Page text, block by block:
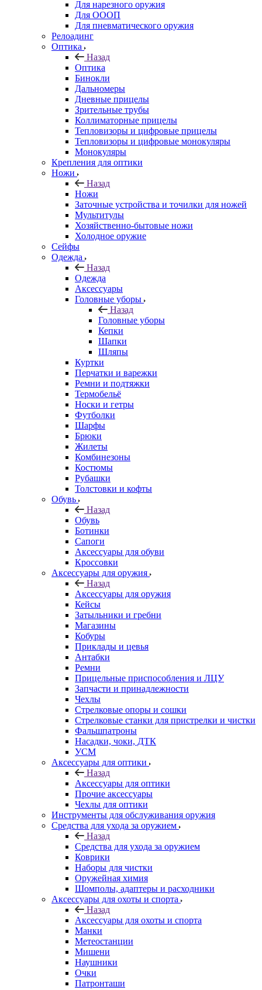
Для нарезного оружия
Для ОООП
Для пневматического оружия
Релоадинг
Оптика
Назад
Оптика
Бинокли
Дальномеры
Дневные прицелы
Зрительные трубы
Коллиматорные прицелы
Тепловизоры и цифровые прицелы
Тепловизоры и цифровые монокуляры
Монокуляры
Крепления для оптики
Ножи
Назад
Ножи
Заточные устройства и точилки для ножей
Мультитулы
Хозяйственно-бытовые ножи
Холодное оружие
Сейфы
Одежда
Назад
Одежда
Аксессуары
Головные уборы
Назад
Головные уборы
Кепки
Шапки
Шляпы
Куртки
Перчатки и варежки
Ремни и подтяжки
Термобельё
Носки и гетры
Футболки
Шарфы
Брюки
Жилеты
Комбинезоны
Костюмы
Рубашки
Толстовки и кофты
Обувь
Назад
Обувь
Ботинки
Сапоги
Аксессуары для обуви
Кроссовки
Аксессуары для оружия
Назад
Аксессуары для оружия
Кейсы
Затыльники и гребни
Магазины
Кобуры
Приклады и цевья
Антабки
Ремни
Прицельные приспособления и ЛЦУ
Запчасти и принадлежности
Чехлы
Стрелковые опоры и сошки
Стрелковые станки для пристрелки и чистки
Фальшпатроны
Насадки, чоки, ДТК
УСМ
Аксессуары для оптики
Назад
Аксессуары для оптики
Прочие аксессуары
Чехлы для оптики
Инструменты для обслуживания оружия
Средства для ухода за оружием
Назад
Средства для ухода за оружием
Коврики
Наборы для чистки
Оружейная химия
Шомполы, адаптеры и расходники
Аксессуары для охоты и спорта
Назад
Аксессуары для охоты и спорта
Манки
Метеостанции
Мишени
Наушники
Очки
Патронташи